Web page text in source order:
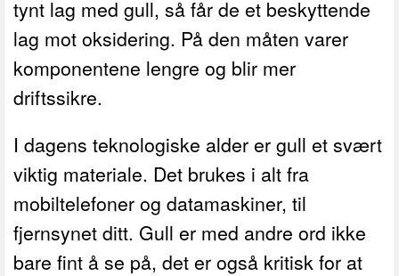
tynt lag med gull, så får de et beskyttende
lag mot oksidering. På den måten varer
komponentene lengre og blir mer
driftssikre.
I dagens teknologiske alder er gull et svært
viktig materiale. Det brukes i alt fra
mobiltelefoner og datamaskiner, til
fjernsynet ditt. Gull er med andre ord ikke
bare fint å se på, det er også kritisk for at